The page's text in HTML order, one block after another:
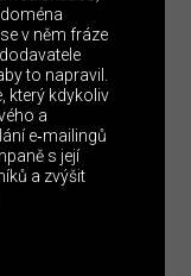
v něm fráze
to napravil.
který kdykoliv
a
e‑mailingů
s její
a zvýšit